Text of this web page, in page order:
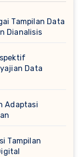
Tampilan Data
Dianalisis
Data
Adaptasi
Tampilan